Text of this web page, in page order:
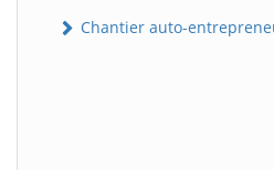
Chantier auto-